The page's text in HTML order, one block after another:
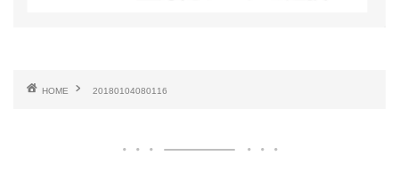
HOME 20180104080116